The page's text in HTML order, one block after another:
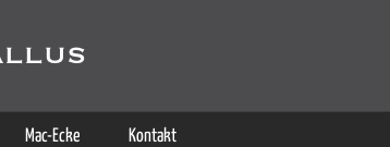
Mac-Ecke Kontakt
erklären Sie sich damit einverstanden, dass